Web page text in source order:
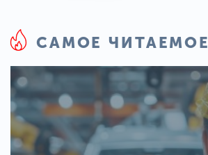
САМОЕ ЧИТАЕМОЕ